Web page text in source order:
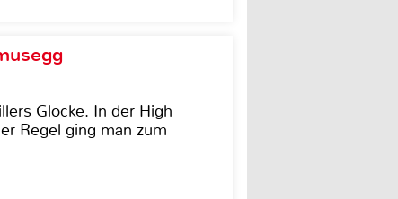
Glocke. In der High
Regel ging man zum